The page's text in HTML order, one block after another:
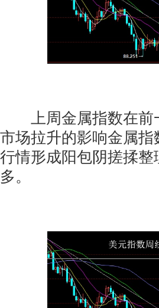
上周金属指数在前
市场拉升的影响金属
行情形成阳包阴搓揉
多。